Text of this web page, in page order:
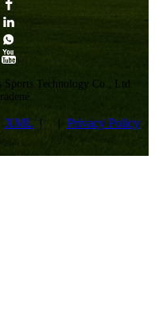
Technology Co., Ltd.
XML | | Privacy Policy